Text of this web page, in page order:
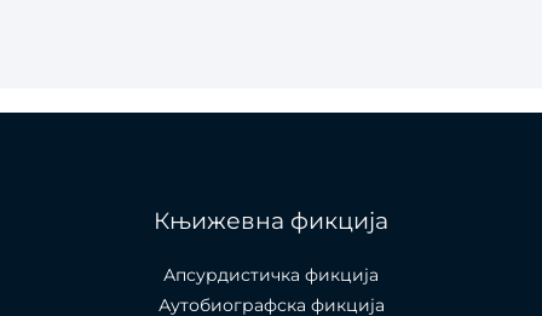
Књижевна фикција
Апсурдистичка фикција
Аутобиографска фикција